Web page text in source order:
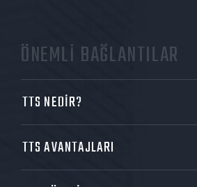
ÖNEMLİ BAĞLANTILAR
TTS NEDİR?
TTS AVANTAJLARI